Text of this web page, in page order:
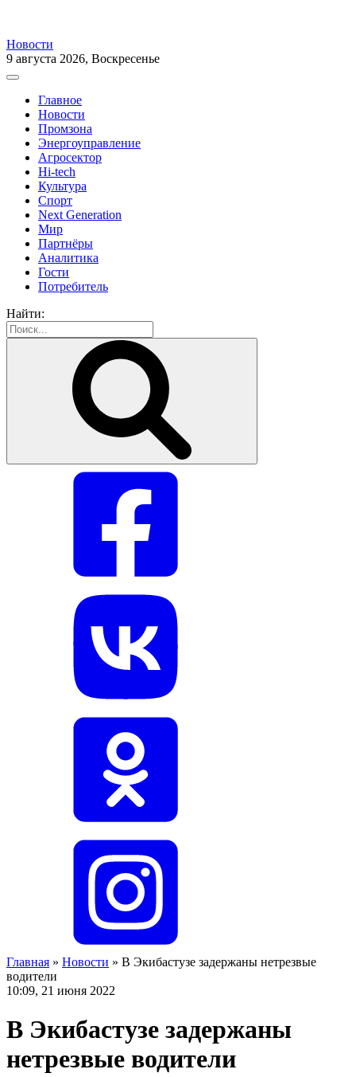
Новости
9 августа 2026, Воскресенье
Главное
Новости
Промзона
Энергоуправление
Агросектор
Hi-tech
Культура
Спорт
Next Generation
Мир
Партнёры
Аналитика
Гости
Потребитель
Найти:
Главная » Новости » В Экибастузе задержаны нетрезвые
водители
10:09, 21 июня 2022
В Экибастузе задержаны
нетрезвые водители